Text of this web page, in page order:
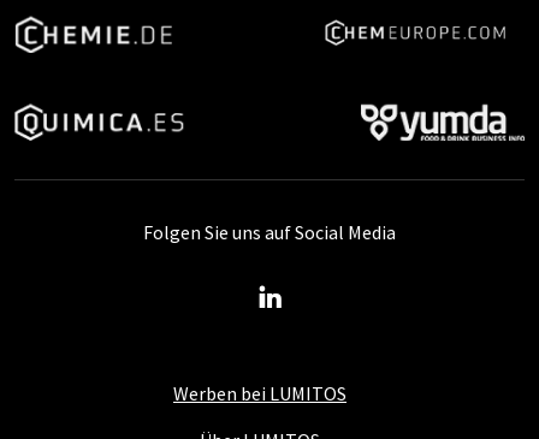
Werben bei LUMITOS
Folgen Sie uns auf Social Media